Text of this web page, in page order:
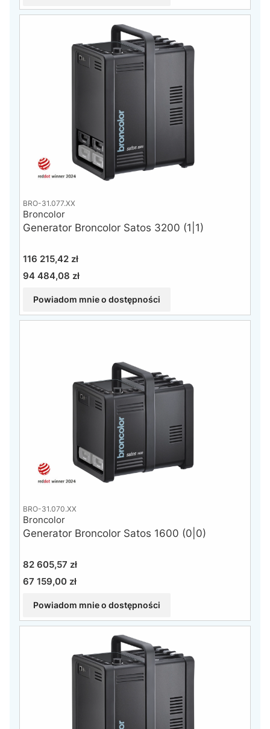
BRO-31.077.XX
Generator Broncolor Satos 3200 (1|1)
Broncolor
Cena
116 215,42 zł
Cena
94 484,08 zł
Powiadom mnie o dostępności
BRO-31.070.XX
Generator Broncolor Satos 1600 (0|0)
Broncolor
Cena
82 605,57 zł
Cena
67 159,00 zł
Powiadom mnie o dostępności